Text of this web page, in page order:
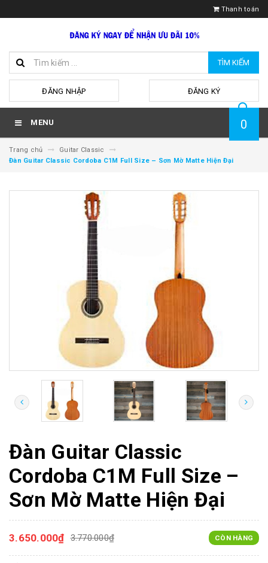
Thanh toán
TÌM KIẾM
ĐĂNG NHẬP ĐĂNG KÝ
MENU 0
Trang chủ
Guitar Classic
Đàn Guitar Classic Cordoba C1M Full Size – Sơn Mờ Matte Hiện Đại
Đàn Guitar Classic
Cordoba C1M Full Size –
Sơn Mờ Matte Hiện Đại
3.650.000₫ 3.770.000₫ CÒN HÀNG